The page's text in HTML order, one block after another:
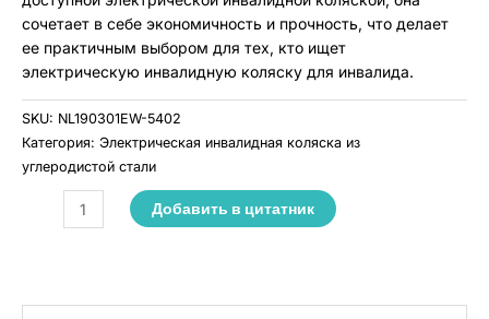
сочетает в себе экономичность и прочность, что делает
ее практичным выбором для тех, кто ищет
электрическую инвалидную коляску для инвалида.
SKU: NL190301EW-5402
Категория: Электрическая инвалидная коляска из
углеродистой стали
Добавить в цитатник